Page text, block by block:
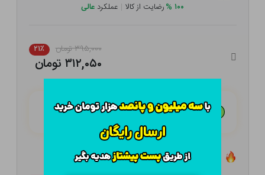
۱۰۰ %رضایت از کالا | عملکرد عالی
۳۹۵,۰۰۰ تومان ۲۱٪
۳۱۲,۰۵۰ تومان
هـر قسط با تــرب‌پــی:۷۸,۰۱۳ تومان